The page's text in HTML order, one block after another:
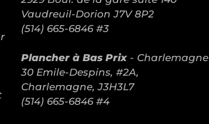
Vaudreuil-Dorion J7V 8P2
(514) 665-6846 #3
Plancher à Bas Prix- Charlemagne
30 Emile-Despins, #2A,
Charlemagne, J3H3L7
(514) 665-6846 #4